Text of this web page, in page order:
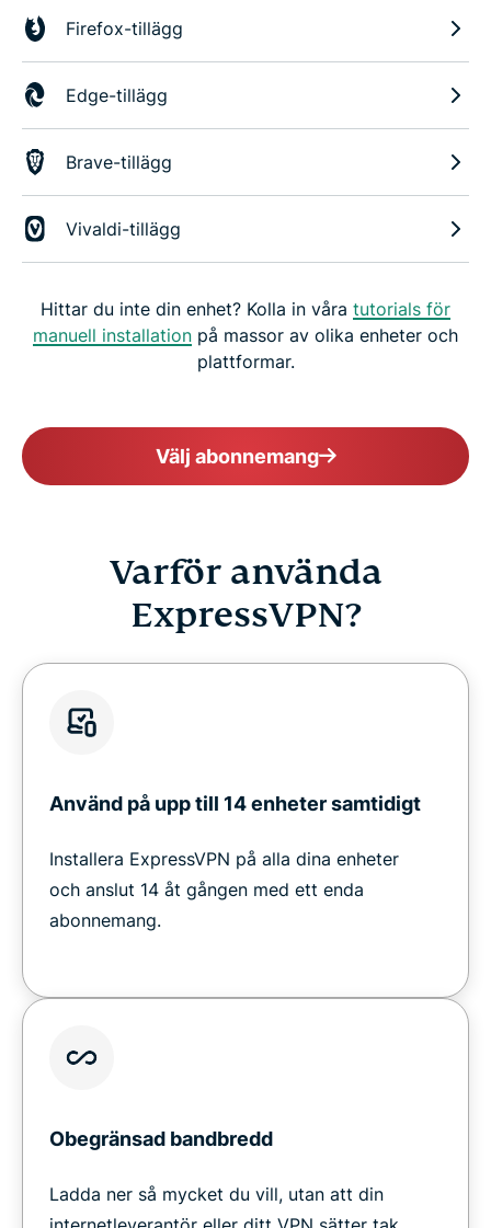
Firefox-tillägg
Edge-tillägg
Brave-tillägg
Vivaldi-tillägg
Hittar du inte din enhet? Kolla in våra tutorials för
manuell installation på massor av olika enheter och
plattformar.
Välj abonnemang
Varför använda
ExpressVPN?
Använd på upp till 14 enheter samtidigt
Installera ExpressVPN på alla dina enheter
och anslut 14 åt gången med ett enda
abonnemang.
Obegränsad bandbredd
Ladda ner så mycket du vill, utan att din